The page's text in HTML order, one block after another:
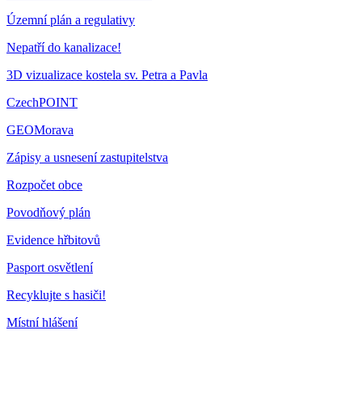
Územní plán a regulativy
Nepatří do kanalizace!
3D vizualizace kostela sv. Petra a Pavla
CzechPOINT
GEOMorava
Zápisy a usnesení zastupitelstva
Rozpočet obce
Povodňový plán
Evidence hřbitovů
Pasport osvětlení
Recyklujte s hasiči!
Místní hlášení